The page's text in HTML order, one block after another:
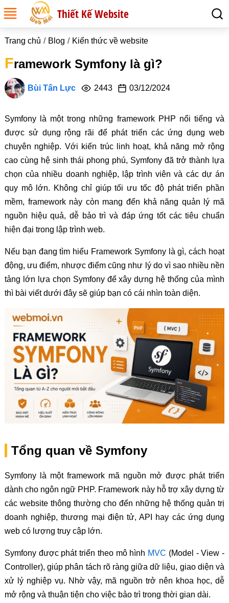
Thiết Kế Website
Trang chủ Blog Kiến thức về website
Framework Symfony là gì?
Bùi Tấn Lực 2443 03/12/2024
Symfony là một trong những framework PHP nổi tiếng và
được sử dụng rộng rãi để phát triển các ứng dụng web
chuyên nghiệp. Với kiến trúc linh hoạt, khả năng mở rộng
cao cùng hệ sinh thái phong phú, Symfony đã trở thành lựa
chọn của nhiều doanh nghiệp, lập trình viên và các dự án
quy mô lớn. Không chỉ giúp tối ưu tốc độ phát triển phần
mềm, framework này còn mang đến khả năng quản lý mã
nguồn hiệu quả, dễ bảo trì và đáp ứng tốt các tiêu chuẩn
hiện đại trong lập trình web.
Nếu bạn đang tìm hiểu Framework Symfony là gì, cách hoạt
động, ưu điểm, nhược điểm cũng như lý do vì sao nhiều nền
tảng lớn lựa chọn Symfony để xây dựng hệ thống của mình
thì bài viết dưới đây sẽ giúp bạn có cái nhìn toàn diện.
Tổng quan về Symfony
Symfony là một framework mã nguồn mở được phát triển
dành cho ngôn ngữ PHP. Framework này hỗ trợ xây dựng từ
các website thông thường cho đến những hệ thống quản trị
doanh nghiệp, thương mại điện tử, API hay các ứng dụng
web có lượng truy cập lớn.
Symfony được phát triển theo mô hình MVC (Model - View -
Controller), giúp phân tách rõ ràng giữa dữ liệu, giao diện và
xử lý nghiệp vụ. Nhờ vậy, mã nguồn trở nên khoa học, dễ
mở rộng và thuận tiện cho việc bảo trì trong thời gian dài.